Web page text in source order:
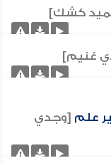
كشك]
غنيم]
علم [وجدي